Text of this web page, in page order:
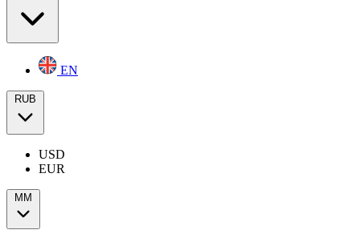
EN
RUB
USD
EUR
ММ